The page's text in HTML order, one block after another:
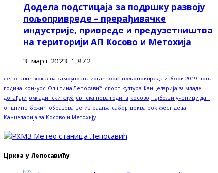
Додела подстицаја за подршку развоју
пољопривреде – прерађивачке
индустрије, привреде и предузетништва
на територији АП Косово и Метохија
3. март 2023. 1,872
лепосавић локална самоуправа zoran todić пољопривреда избори 2019 нова
година конкурс Општина Лепосавић спорт култура Канцеларија за младе
догађаји омладински клуб српска нова година косово најбољи ученици дан
општине божић образовање изградња сабор црква рок фест деца
Канцеларија за Косово и Метохију
Црква у Лепосавићу